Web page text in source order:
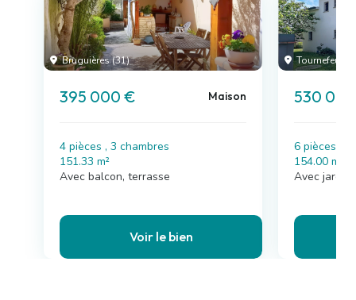
Bruguières (31)
395 000 € Maison
4 pièces , 3 chambres
151.33 m²
Avec balcon, terrasse
Voir le bien
Tournefeuille
530
6 pièces , 4
154.00 m²
Avec jardin